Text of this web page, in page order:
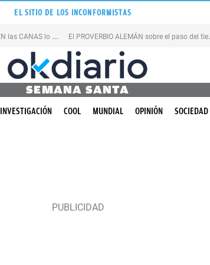
EL SITIO DE LOS INCONFORMISTAS
L
as personas que no se TIÑEN las CANAS lo hacen por esto l
SEMANA SANTA
INVESTIGACIÓN COOL MUNDIAL OPINIÓN SOCIEDAD